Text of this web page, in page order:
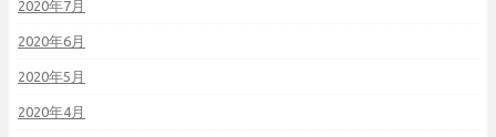
2020年7月
2020年6月
2020年5月
2020年4月